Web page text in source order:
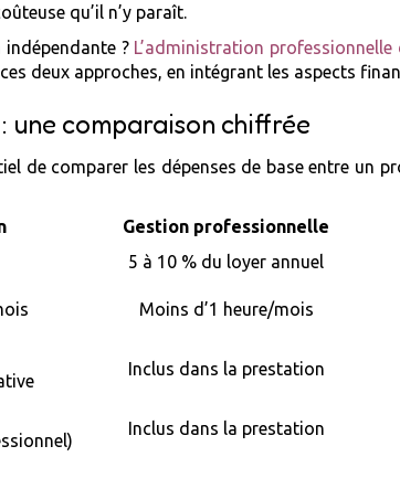
qu’il n’y paraît.
? L’administration professionnelle
deux approches, en intégrant les aspects
une comparaison chiffrée
de comparer les dépenses de base entre un
Gestion professionnelle
5 à 10 % du loyer annuel
Moins d’1 heure/mois
Inclus dans la prestation
Inclus dans la prestation